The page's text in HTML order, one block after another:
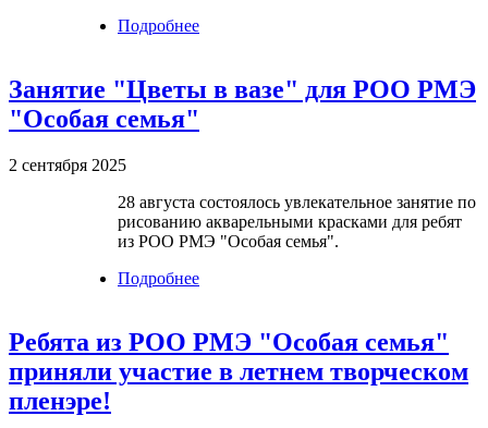
Подробнее
Занятие "Цветы в вазе" для РОО РМЭ
"Особая семья"
2 сентября 2025
28 августа состоялось увлекательное занятие по
рисованию акварельными красками для ребят
из РОО РМЭ "Особая семья".
Подробнее
Ребята из РОО РМЭ "Особая семья"
приняли участие в летнем творческом
пленэре!